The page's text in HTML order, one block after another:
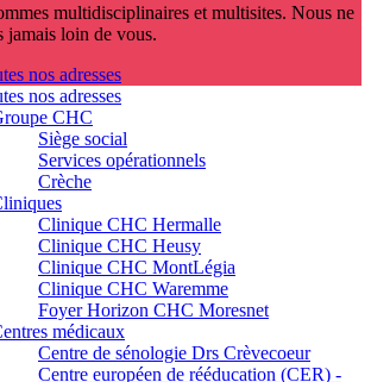
multidisciplinaires et multisites. Nous ne
jamais loin de vous.
nos adresses
nos adresses
CHC
Siège social
Services opérationnels
Crèche
Clinique CHC Hermalle
Clinique CHC Heusy
Clinique CHC MontLégia
Clinique CHC Waremme
Foyer Horizon CHC Moresnet
médicaux
Centre de sénologie Drs Crèvecoeur
Centre européen de rééducation (CER) -